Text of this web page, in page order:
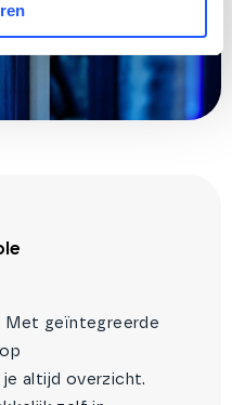
Met geïntegreerde
altijd overzicht.